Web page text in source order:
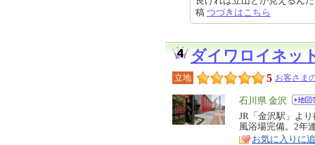
稿 つづきはこちら
ダイワロイネッ
立地 5 お客さま
エ
リ
ア
石川県 金沢
特
徴
JR「金沢駅」よ
風浴場完備。2年
お気に入りに